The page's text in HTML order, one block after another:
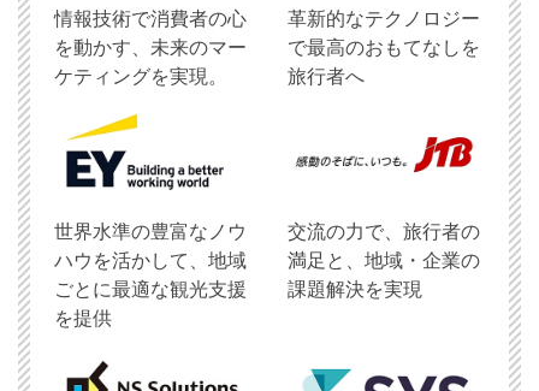
情報技術で消費者の心
を動かす、未来のマー
ケティングを実現。
革新的なテクノロジー
で最高のおもてなしを
旅行者へ
世界水準の豊富なノウ
ハウを活かして、地域
ごとに最適な観光支援
を提供
交流の力で、旅行者の
満足と、地域・企業の
課題解決を実現